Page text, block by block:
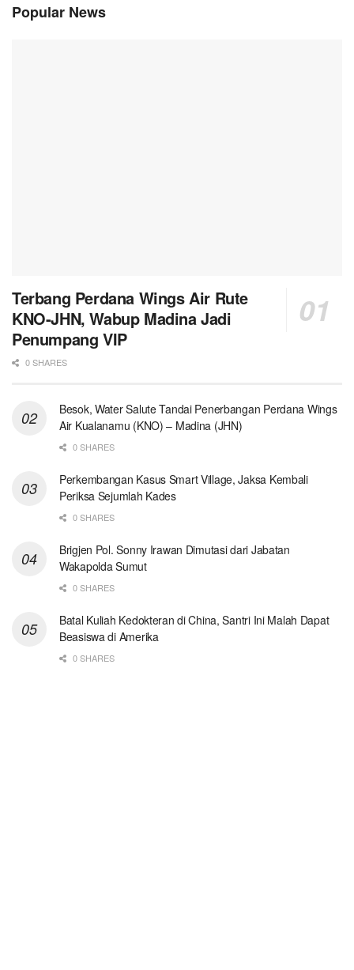
Popular News
Terbang Perdana Wings Air Rute
KNO-JHN, Wabup Madina Jadi
Penumpang VIP
0 SHARES
Besok, Water Salute Tandai Penerbangan Perdana Wings
Air Kualanamu (KNO) – Madina (JHN)
0 SHARES
Perkembangan Kasus Smart Village, Jaksa Kembali
Periksa Sejumlah Kades
0 SHARES
Brigjen Pol. Sonny Irawan Dimutasi dari Jabatan
Wakapolda Sumut
0 SHARES
Batal Kuliah Kedokteran di China, Santri Ini Malah Dapat
Beasiswa di Amerika
0 SHARES